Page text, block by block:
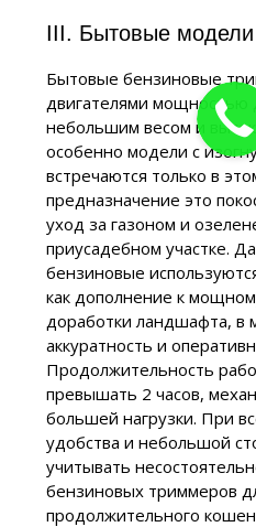
III. Бытовые модели
Бытовые бензиновые
двигателями мощностью
небольшим весом и
особенно модели с
встречаются только в
предназначение это
уход за газоном и
приусадебном участке.
бензиновые
как дополнение к
доработки ландшафта, в
аккуратность и
Продолжительность
превышать 2 часов,
большей нагрузки. При
удобства и небольшой
учитывать
бензиновых триммеров
продолжительного